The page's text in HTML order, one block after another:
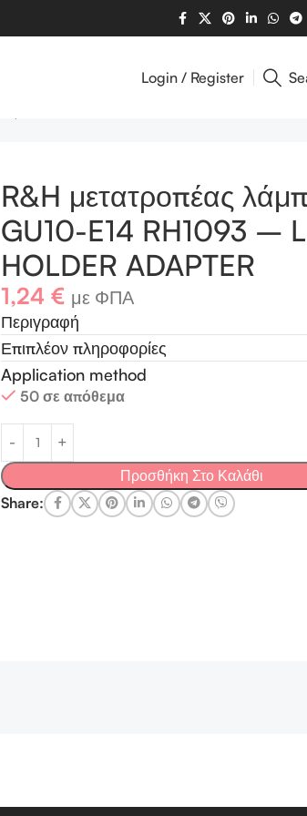
Login / Register
R&H μετατροπέας
GU10-E14 RH1093 –
HOLDER ADAPTER
1,24€ με ΦΠΑ
Περιγραφή
Επιπλέον πληροφορίες
Application method
50 σε απόθεμα
Προσθήκη Στο Καλάθι
Share: